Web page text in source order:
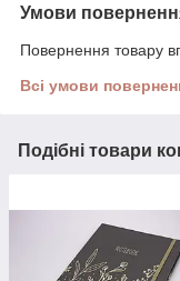
Умови
Повернення товару
Всі умови
Подібні товари